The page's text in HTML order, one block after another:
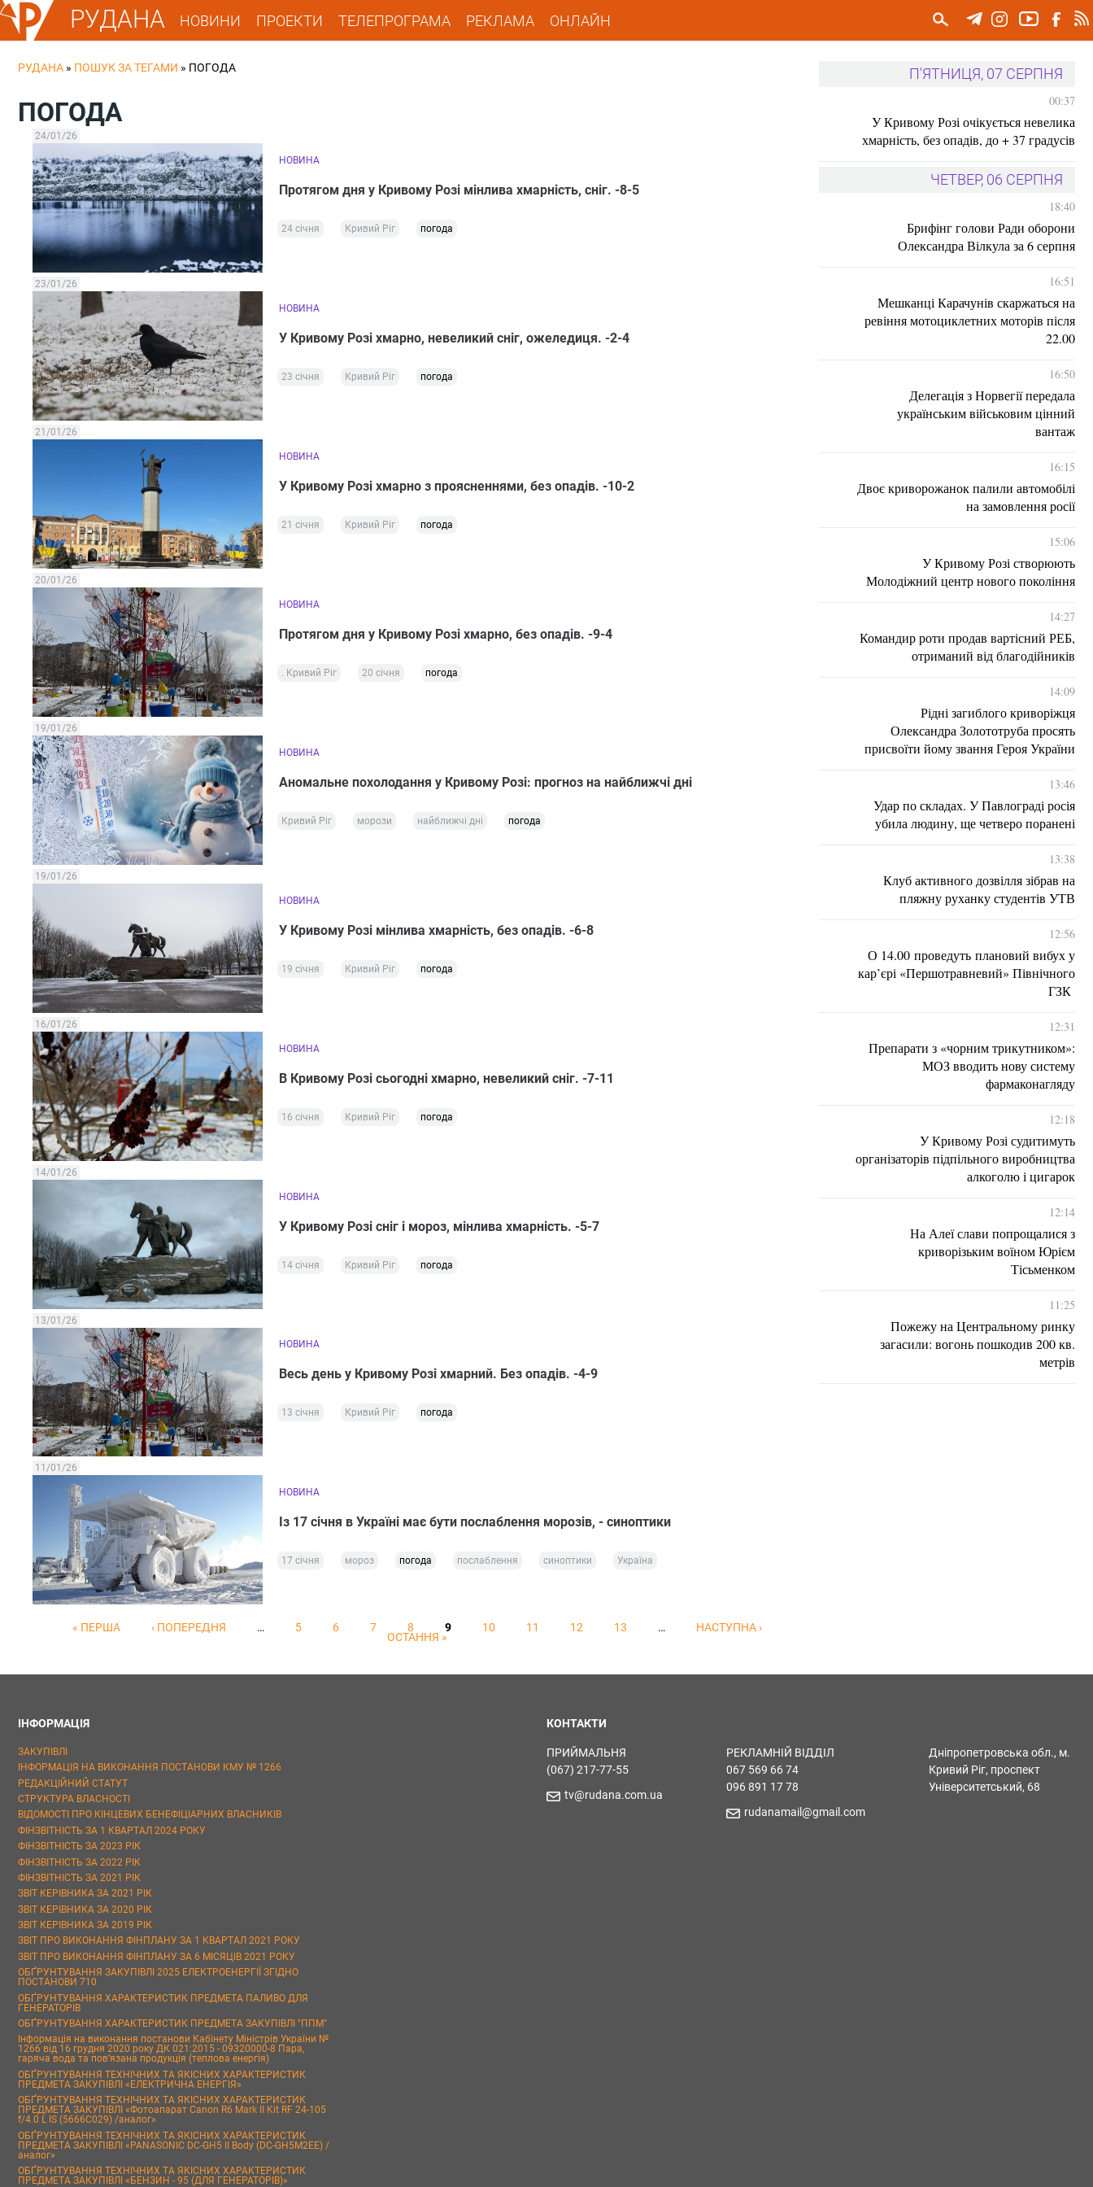
РУДАНА НОВИНИ ПРОЕКТИ ТЕЛЕПРОГРАМА РЕКЛАМА ОНЛАЙН
РУДАНА » ПОШУК ЗА ТЕГАМИ » ПОГОДА
ПОГОДА
24/01/26
НОВИНА
Протягом дня у Кривому Розі мінлива хмарність, сніг. -8-5
24 січня Кривий Ріг погода
23/01/26
НОВИНА
У Кривому Розі хмарно, невеликий сніг, ожеледиця. -2-4
23 січня Кривий Ріг погода
21/01/26
НОВИНА
У Кривому Розі хмарно з проясненнями, без опадів. -10-2
21 січня Кривий Ріг погода
20/01/26
НОВИНА
Протягом дня у Кривому Розі хмарно, без опадів. -9-4
. Кривий Ріг 20 січня погода
19/01/26
НОВИНА
Аномальне похолодання у Кривому Розі: прогноз на найближчі дні
Кривий Ріг морози найближчі дні погода
19/01/26
НОВИНА
У Кривому Розі мінлива хмарність, без опадів. -6-8
19 січня Кривий Ріг погода
16/01/26
НОВИНА
В Кривому Розі сьогодні хмарно, невеликий сніг. -7-11
16 січня Кривий Ріг погода
14/01/26
НОВИНА
У Кривому Розі сніг і мороз, мінлива хмарність. -5-7
14 січня Кривий Ріг погода
13/01/26
НОВИНА
Весь день у Кривому Розі хмарний. Без опадів. -4-9
13 січня Кривий Ріг погода
11/01/26
НОВИНА
Із 17 січня в Україні має бути послаблення морозів, - синоптики
17 січня мороз погода послаблення синоптики Україна
« ПЕРША ‹ ПОПЕРЕДНЯ … 5 6 7 8 9 10 11 12 13 … НАСТУПНА ›
ОСТАННЯ »
П'ЯТНИЦЯ, 07 СЕРПНЯ
00:37
У Кривому Розі очікується невелика
хмарність, без опадів, до + 37 градусів
ЧЕТВЕР, 06 СЕРПНЯ
18:40
Брифінг голови Ради оборони
Олександра Вілкула за 6 серпня
16:51
Мешканці Карачунів скаржаться на
ревіння мотоциклетних моторів після
22.00
16:50
Делегація з Норвегії передала
українським військовим цінний
вантаж
16:15
Двоє криворожанок палили автомобілі
на замовлення росії
15:06
У Кривому Розі створюють
Молодіжний центр нового покоління
14:27
Командир роти продав вартісний РЕБ,
отриманий від благодійників
14:09
Рідні загиблого криворіжця
Олександра Золототруба просять
присвоїти йому звання Героя України
13:46
Удар по складах. У Павлограді росія
убила людину, ще четверо поранені
13:38
Клуб активного дозвілля зібрав на
пляжну руханку студентів УТВ
12:56
О 14.00 проведуть плановий вибух у
кар’єрі «Першотравневий» Північного
ГЗК
12:31
Препарати з «чорним трикутником»:
МОЗ вводить нову систему
фармаконагляду
12:18
У Кривому Розі судитимуть
організаторів підпільного виробництва
алкоголю і цигарок
12:14
На Алеї слави попрощалися з
криворізьким воїном Юрієм
Тісьменком
11:25
Пожежу на Центральному ринку
загасили: вогонь пошкодив 200 кв.
метрів
ІНФОРМАЦІЯ
ЗАКУПІВЛІ
ІНФОРМАЦІЯ НА ВИКОНАННЯ ПОСТАНОВИ КМУ № 1266
РЕДАКЦІЙНИЙ СТАТУТ
СТРУКТУРА ВЛАСНОСТІ
ВІДОМОСТІ ПРО КІНЦЕВИХ БЕНЕФІЦІАРНИХ ВЛАСНИКІВ
ФІНЗВІТНІСТЬ ЗА 1 КВАРТАЛ 2024 РОКУ
ФІНЗВІТНІСТЬ ЗА 2023 РІК
ФІНЗВІТНІСТЬ ЗА 2022 РІК
ФІНЗВІТНІСТЬ ЗА 2021 РІК
ЗВІТ КЕРІВНИКА ЗА 2021 РІК
ЗВІТ КЕРІВНИКА ЗА 2020 РІК
ЗВІТ КЕРІВНИКА ЗА 2019 РІК
ЗВІТ ПРО ВИКОНАННЯ ФІНПЛАНУ ЗА 1 КВАРТАЛ 2021 РОКУ
ЗВІТ ПРО ВИКОНАННЯ ФІНПЛАНУ ЗА 6 МІСЯЦІВ 2021 РОКУ
ОБҐРУНТУВАННЯ ЗАКУПІВЛІ 2025 ЕЛЕКТРОЕНЕРГІЇ ЗГІДНО
ПОСТАНОВИ 710
ОБҐРУНТУВАННЯ ХАРАКТЕРИСТИК ПРЕДМЕТА ПАЛИВО ДЛЯ
ГЕНЕРАТОРІВ
ОБҐРУНТУВАННЯ ХАРАКТЕРИСТИК ПРЕДМЕТА ЗАКУПІВЛІ "ППМ"
Інформація на виконання постанови Кабінету Міністрів України №
1266 від 16 грудня 2020 року ДК 021:2015 - 09320000-8 Пара,
гаряча вода та пов’язана продукція (теплова енергія)
ОБҐРУНТУВАННЯ ТЕХНІЧНИХ ТА ЯКІСНИХ ХАРАКТЕРИСТИК
ПРЕДМЕТА ЗАКУПІВЛІ «ЕЛЕКТРИЧНА ЕНЕРГІЯ»
ОБҐРУНТУВАННЯ ТЕХНІЧНИХ ТА ЯКІСНИХ ХАРАКТЕРИСТИК
ПРЕДМЕТА ЗАКУПІВЛІ «Фотоапарат Canon R6 Mark II Kit RF 24-105
f/4.0 L IS (5666C029) /аналог»
ОБҐРУНТУВАННЯ ТЕХНІЧНИХ ТА ЯКІСНИХ ХАРАКТЕРИСТИК
ПРЕДМЕТА ЗАКУПІВЛІ «PANASONIC DC-GH5 II Body (DC-GH5M2EE) /
аналог»
ОБҐРУНТУВАННЯ ТЕХНІЧНИХ ТА ЯКІСНИХ ХАРАКТЕРИСТИК
ПРЕДМЕТА ЗАКУПІВЛІ «БЕНЗИН - 95 (ДЛЯ ГЕНЕРАТОРІВ)»
КОНТАКТИ
ПРИЙМАЛЬНЯ
(067) 217-77-55
tv@rudana.com.ua
РЕКЛАМНІЙ ВІДДІЛ
067 569 66 74
096 891 17 78
rudanamail@gmail.com
Дніпропетровська обл., м.
Кривий Ріг, проспект
Університетський, 68